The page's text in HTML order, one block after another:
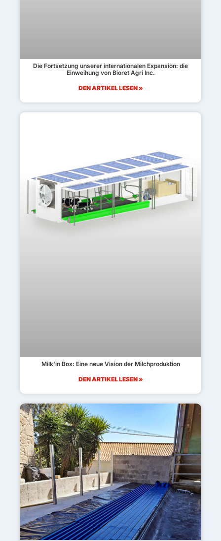
Die Fortsetzung unserer internationalen Expansion: die
Einweihung von Bioret Agri Inc.
DEN ARTIKEL LESEN »
Milk'in Box: Eine neue Vision der Milchproduktion
DEN ARTIKEL LESEN »